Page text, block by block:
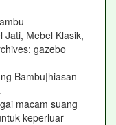
Jati, Mebel Klasik,
gazebo
Bambu|hiasan
macam suang
keperluar